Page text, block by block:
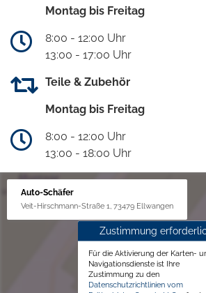
Montag bis Freitag
8:00 - 12:00 Uhr
13:00 - 17:00 Uhr
Teile & Zubehör
Montag bis Freitag
8:00 - 12:00 Uhr
13:00 - 18:00 Uhr
Auto-Schäfer
Veit-Hirschmann-Straße 1, 73479 Ellwangen
Zustimmung
Für die Aktivierung der Karten-
Navigationsdienste ist Ihre
Zustimmung zu den
Datenschutzrichtlinien vom